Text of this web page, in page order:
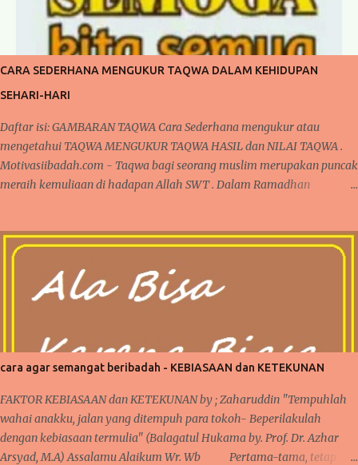
menjelaskan atau menerangkan sehingga bentuk isimnya "tafsir"
berarti penjelasan atau keterangan. penjelasan ini bisa dilihat dalam
buku studi ilmu al-Qur'an oleh Muhammad Ali. begitupula tafsir
dalam istilah adalah suatu ilmu dalam menerangkan, menjelaskan
dan memahami ayat al-Qur'an yang diturunkan kep...
CARA SEDERHANA MENGUKUR TAQWA DALAM KEHIDUPAN
SEHARI-HARI
Daftar isi: GAMBARAN TAQWA Cara Sederhana mengukur atau
mengetahui TAQWA MENGUKUR TAQWA HASIL dan NILAI TAQWA .
Motivasiibadah.com - Taqwa bagi seorang muslim merupakan puncak
meraih kemuliaan di hadapan Allah SWT . Dalam Ramadhan
beribadah kepada Allah. Satu hal yang menjadi peringkat tertinggi
MENGUKUR TAQWA DALAM KEHIDUPAN SEHARI-HARI Apakah
Pasca Ramadhan, seseorang sudah mampu meraih peringkat TAQWA
GAMBARAN TAQWA Secara sepintas, seseorang bisa saja mengklaim
dirinya sudah bertaqwa kepada Allah, namun apakah semudah itu di
katakan sudah bertaqwa ? Dalam kehidupan sehari-hari, ada banyak
momen yang bisa diperhatikan saat sedang beraktifitas. Baik dalam
hal ibadah wajib, sunat, pekerjaan, rutinitas lainnya seperti urusa...
cara agar semangat beribadah - KEBIASAAN dan KETEKUNAN
FAKTOR KEBIASAAN dan KETEKUNAN by ; Zaharuddin "Tempuhlah
wahai anakku, jalan yang ditempuh para tokoh- Beperilakulah
dengan kebiasaan termulia" (Balagatul Hukama by. Prof. Dr. Azhar
Arsyad, M.A) Assalamu Alaikum Wr. Wb Pertama-tama, tetap